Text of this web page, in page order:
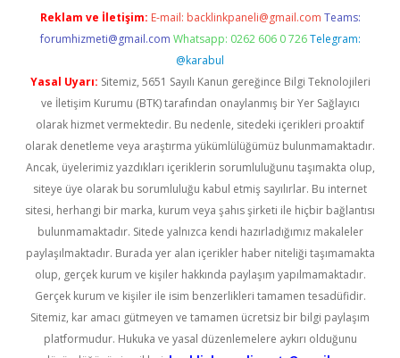
Reklam ve İletişim: E-mail: backlinkpaneli@gmail.com Teams:
forumhizmeti@gmail.com Whatsapp: 0262 606 0 726 Telegram:
@karabul
Yasal Uyarı: Sitemiz, 5651 Sayılı Kanun gereğince Bilgi Teknolojileri
ve İletişim Kurumu (BTK) tarafından onaylanmış bir Yer Sağlayıcı
olarak hizmet vermektedir. Bu nedenle, sitedeki içerikleri proaktif
olarak denetleme veya araştırma yükümlülüğümüz bulunmamaktadır.
Ancak, üyelerimiz yazdıkları içeriklerin sorumluluğunu taşımakta olup,
siteye üye olarak bu sorumluluğu kabul etmiş sayılırlar. Bu internet
sitesi, herhangi bir marka, kurum veya şahıs şirketi ile hiçbir bağlantısı
bulunmamaktadır. Sitede yalnızca kendi hazırladığımız makaleler
paylaşılmaktadır. Burada yer alan içerikler haber niteliği taşımamakta
olup, gerçek kurum ve kişiler hakkında paylaşım yapılmamaktadır.
Gerçek kurum ve kişiler ile isim benzerlikleri tamamen tesadüfidir.
Sitemiz, kar amacı gütmeyen ve tamamen ücretsiz bir bilgi paylaşım
platformudur. Hukuka ve yasal düzenlemelere aykırı olduğunu